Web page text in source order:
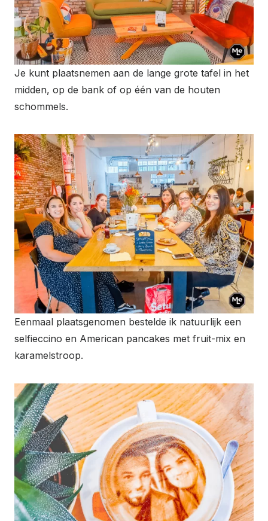
Je kunt plaatsnemen aan de lange grote tafel in het
midden, op de bank of op één van de houten
schommels.
Eenmaal plaatsgenomen bestelde ik natuurlijk een
selfieccino en American pancakes met fruit-mix en
karamelstroop.